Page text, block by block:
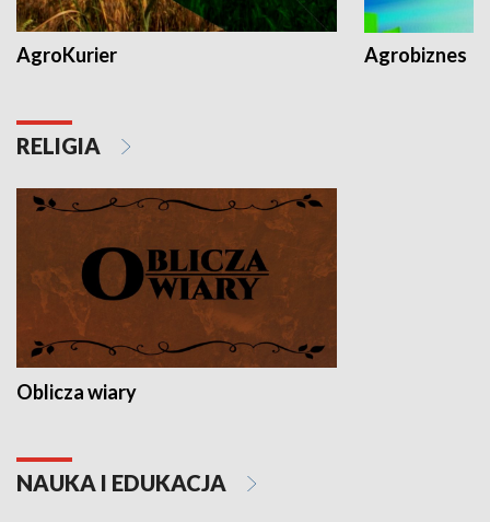
AgroKurier Agrobiznes
RELIGIA
Oblicza wiary
NAUKA I EDUKACJA